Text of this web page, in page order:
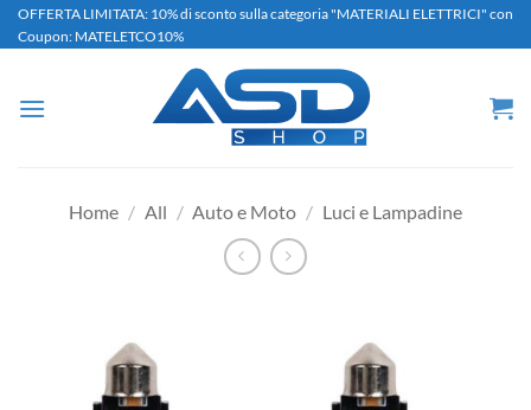
Salta
ai
OFFERTA LIMITATA: 10% di sconto sulla categoria "MATERIALI ELETTRICI" con
Coupon: MATELETCO10%
Home / All / Auto e Moto / Luci e Lampadine